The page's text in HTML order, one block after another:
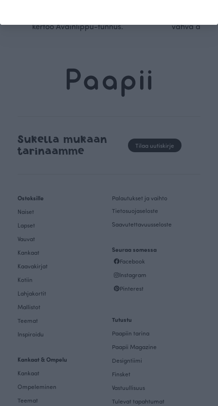
kertoo Avainlippu-tunnus.
vahva
Sukella mukaan
tarinaamme
Tilaa uutiskirje
Ostoksille
Naiset
Lapset
Vauvat
Kankaat
Kaavakirjat
Kotiin
Lahjakortit
Mallistot
Teemat
Inspiroidu
Kankaat & Ompelu
Kankaat
Ompeleminen
Teemat
Palautukset ja vaihto
Tietosuojaseloste
Saavutettavuusseloste
Seuraa somessa
Facebook
Instagram
Pinterest
Tutustu
Paapiin tarina
Paapii Magazine
Designtiimi
Finsket
Vastuullisuus
Tulevat tapahtumat